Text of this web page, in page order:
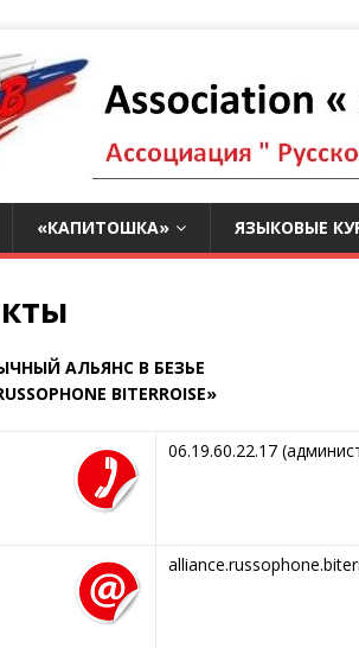
«КАПИТОШКА» ЯЗЫКОВЫЕ
АЛЬЯНС В БЕЗЬЕ
BITERROISE»
06.19.60.22.17